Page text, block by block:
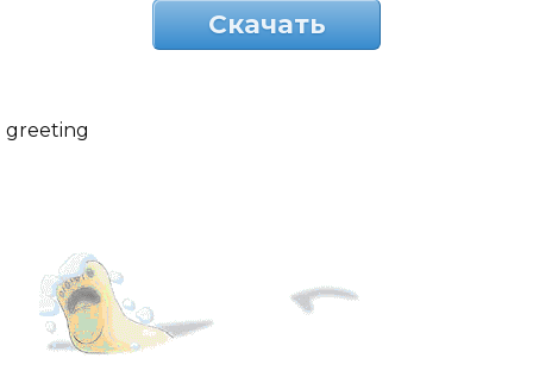
Скачать
greeting